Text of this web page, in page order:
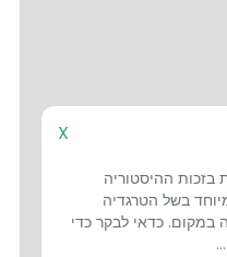
X
בזכות ההיסטוריה
בשל הטרגדיה
כדאי לבקר כדי